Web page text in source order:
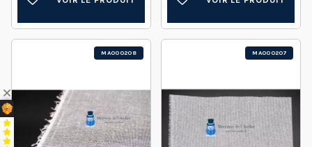
MA000208 MA000207